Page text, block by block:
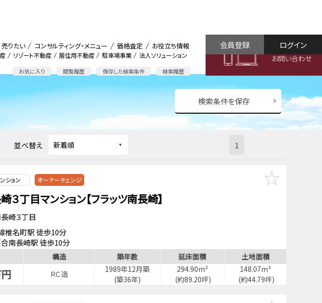
リゾート不動産 居住用不動産 駐車場事業 法人ソリューション
お気に入り 閲覧履歴 保存した検索条件 検索履歴
売りたい コンサルティング・メニュー 価格査定 お役立ち情報
お問い合わせ
ログイン
会員登録
検索条件を保存
並べ替え 1
ション オーナーチェンジ
３丁目マンション【フラッツ南長崎】
崎３丁目
椎名町駅 徒歩10分
南長崎駅 徒歩10分
東長崎駅 徒歩13分
構造 築年数 延床面積 土地面積
ＲＣ造
1989年12月築
(築36年)
294.90m²
(約89.20坪)
148.07m²
(約44.79坪)